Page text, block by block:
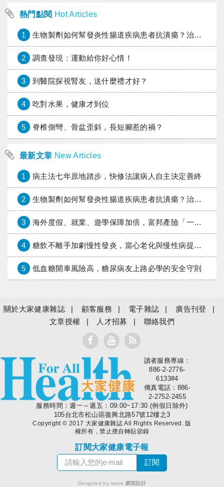
熱門點閱 Hot Articles
1 生物製劑如何幫發炎性腸道疾病患者抗潰瘍？治療進展與健保給付困境一次看
2 調查發現：運動給你好心情！
3 到醫院探視腎友，送什麼禮才好？
4 吃對水果，健康才到位
5 脊椎側彎、骨盆歪斜，長短腳惹的禍？
最新文章 New Articles
1 病主法七年原地踏步，快修法讓病人自主決定善終
2 生物製劑如何幫發炎性腸道疾病患者抗潰瘍？治療進展與健保給付困境一次看
3 海外度假、就業、遊學保障加倍，富邦產險「一期逐夢」專案加碼遠距醫療與緊急救援
4 糖飲不離手加劇慢性發炎，當心老化與慢性病提早報到
5 低血糖開車風險高，糖尿病友上路必學的安全守則
關於大家健康雜誌 顧客服務 電子雜誌
廣告刊登
文章授權
人才招募 聯絡我們
大家健康
讀者服務專線：
886-2-2776-
6133#4
傳真電話：886-
2-2752-2455
服務時間：週一～週五：09:00~17:30 (例假日除外)
105台北市松山區復興北路57號12樓之3
Copyright © 2017 大家健康雜誌 All Rights Reserved. 版
權所有，禁止擅自轉貼節錄
訂閱大家健康電子報
Designed by iware 網頁設計